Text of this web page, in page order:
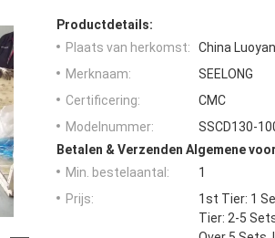
Productdetails:
Plaats van herkomst:
China
Merknaam:
SEELONG
Certificering:
CMC
Modelnummer:
SSCD130-
Betalen & Verzenden Algemene
Min. bestelaantal:
1
Prijs:
1st Tier: 1
Tier: 2-5